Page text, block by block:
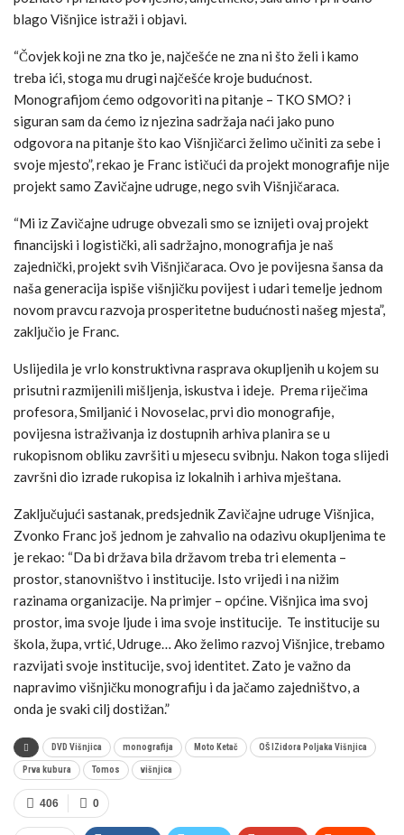
blago Višnjice istraži i objavi.
“Čovjek koji ne zna tko je, najčešće ne zna ni što želi i kamo
treba ići, stoga mu drugi najčešće kroje budućnost.
Monografijom ćemo odgovoriti na pitanje – TKO SMO? i
siguran sam da ćemo iz njezina sadržaja naći jako puno
odgovora na pitanje što kao Višnjičarci želimo učiniti za sebe i
svoje mjesto”, rekao je Franc ističući da projekt monografije nije
projekt samo Zavičajne udruge, nego svih Višnjičaraca.
“Mi iz Zavičajne udruge obvezali smo se iznijeti ovaj projekt
financijski i logistički, ali sadržajno, monografija je naš
zajednički, projekt svih Višnjičaraca. Ovo je povijesna šansa da
naša generacija ispiše višnjičku povijest i udari temelje jednom
novom pravcu razvoja prosperitetne budućnosti našeg mjesta”,
zaključio je Franc.
Uslijedila je vrlo konstruktivna rasprava okupljenih u kojem su
prisutni razmijenili mišljenja, iskustva i ideje. Prema riječima
profesora, Smiljanić i Novoselac, prvi dio monografije,
povijesna istraživanja iz dostupnih arhiva planira se u
rukopisnom obliku završiti u mjesecu svibnju. Nakon toga slijedi
završni dio izrade rukopisa iz lokalnih i arhiva mještana.
Zaključujući sastanak, predsjednik Zavičajne udruge Višnjica,
Zvonko Franc još jednom je zahvalio na odazivu okupljenima te
je rekao: “Da bi država bila državom treba tri elementa –
prostor, stanovništvo i institucije. Isto vrijedi i na nižim
razinama organizacije. Na primjer – općine. Višnjica ima svoj
prostor, ima svoje ljude i ima svoje institucije. Te institucije su
škola, župa, vrtić, Udruge… Ako želimo razvoj Višnjice, trebamo
razvijati svoje institucije, svoj identitet. Zato je važno da
napravimo višnjičku monografiju i da jačamo zajedništvo, a
onda je svaki cilj dostižan.”
DVD Višnjica monografija Moto Ketač OŠ IZidora Poljaka Višnjica
Prva kubura Tomos višnjica
0
406